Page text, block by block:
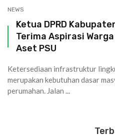
NEWS
Ketua DPRD
Terima Aspirasi
Aset PSU
Ketersediaan infrastruktur
merupakan kebutuhan dasar
perumahan. Jalan ...